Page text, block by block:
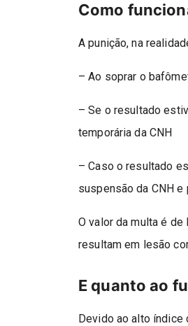
Como
A punição, na
– Ao soprar o
– Se o resultado
temporária da CNH
– Caso o resultado
suspensão da CNH
O valor da multa é
resultam em lesão
E quanto ao
Devido ao alto